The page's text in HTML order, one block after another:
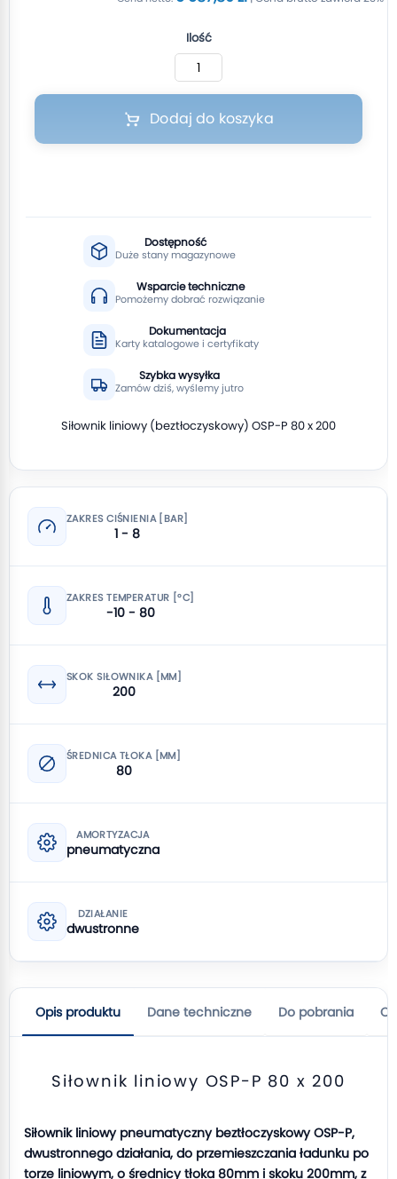
Ilość
Dodaj do koszyka
Dostępność
Duże stany magazynowe
Wsparcie techniczne
Pomożemy dobrać rozwiązanie
Dokumentacja
Karty katalogowe i certyfikaty
Szybka wysyłka
Zamów dziś, wyślemy jutro
Siłownik liniowy (beztłoczyskowy) OSP-P 80 x 200
ZAKRES CIŚNIENIA [BAR]
1 - 8
ZAKRES TEMPERATUR [°C]
-10 - 80
SKOK SIŁOWNIKA [MM]
200
ŚREDNICA TŁOKA [MM]
80
AMORTYZACJA
pneumatyczna
DZIAŁANIE
dwustronne
Opis produktu Dane techniczne Do pobrania
Siłownik liniowy OSP-P 80 x 200
Siłownik liniowy pneumatyczny beztłoczyskowy OSP-P,
dwustronnego działania, do przemieszczania ładunku po
torze liniowym, o średnicy tłoka 80mm i skoku 200mm, z